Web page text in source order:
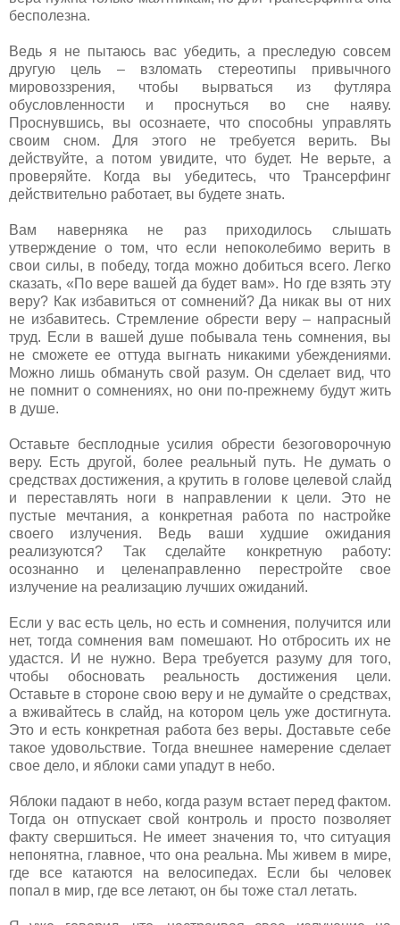
бесполезна.
Ведь я не пытаюсь вас убедить, а преследую совсем
другую цель – взломать стереотипы привычного
мировоззрения, чтобы вырваться из футляра
обусловленности и проснуться во сне наяву.
Проснувшись, вы осознаете, что способны управлять
своим сном. Для этого не требуется верить. Вы
действуйте, а потом увидите, что будет. Не верьте, а
проверяйте. Когда вы убедитесь, что Трансерфинг
действительно работает, вы будете знать.
Вам наверняка не раз приходилось слышать
утверждение о том, что если непоколебимо верить в
свои силы, в победу, тогда можно добиться всего. Легко
сказать, «По вере вашей да будет вам». Но где взять эту
веру? Как избавиться от сомнений? Да никак вы от них
не избавитесь. Стремление обрести веру – напрасный
труд. Если в вашей душе побывала тень сомнения, вы
не сможете ее оттуда выгнать никакими убеждениями.
Можно лишь обмануть свой разум. Он сделает вид, что
не помнит о сомнениях, но они по-прежнему будут жить
в душе.
Оставьте бесплодные усилия обрести безоговорочную
веру. Есть другой, более реальный путь. Не думать о
средствах достижения, а крутить в голове целевой слайд
и переставлять ноги в направлении к цели. Это не
пустые мечтания, а конкретная работа по настройке
своего излучения. Ведь ваши худшие ожидания
реализуются? Так сделайте конкретную работу:
осознанно и целенаправленно перестройте свое
излучение на реализацию лучших ожиданий.
Если у вас есть цель, но есть и сомнения, получится или
нет, тогда сомнения вам помешают. Но отбросить их не
удастся. И не нужно. Вера требуется разуму для того,
чтобы обосновать реальность достижения цели.
Оставьте в стороне свою веру и не думайте о средствах,
а вживайтесь в слайд, на котором цель уже достигнута.
Это и есть конкретная работа без веры. Доставьте себе
такое удовольствие. Тогда внешнее намерение сделает
свое дело, и яблоки сами упадут в небо.
Яблоки падают в небо, когда разум встает перед фактом.
Тогда он отпускает свой контроль и просто позволяет
факту свершиться. Не имеет значения то, что ситуация
непонятна, главное, что она реальна. Мы живем в мире,
где все катаются на велосипедах. Если бы человек
попал в мир, где все летают, он бы тоже стал летать.